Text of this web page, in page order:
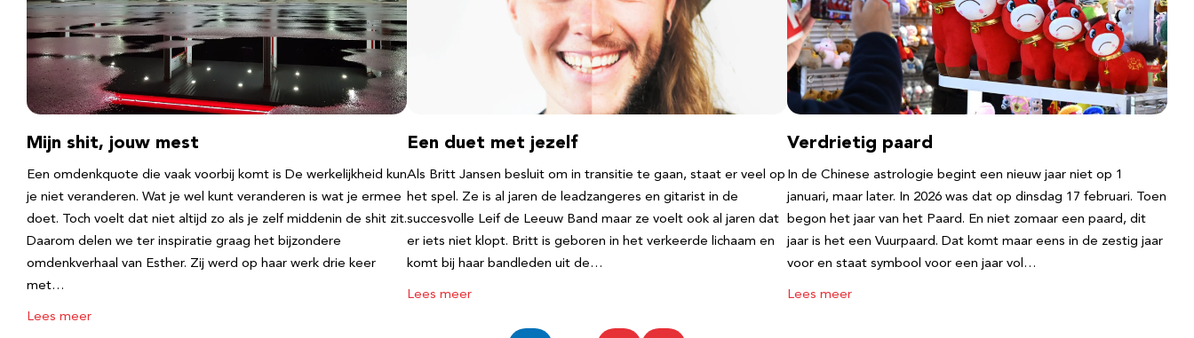
Mijn shit, jouw mest
Een omdenkquote die vaak voorbij komt is De werkelijkheid kun
je niet veranderen. Wat je wel kunt veranderen is wat je ermee
doet. Toch voelt dat niet altijd zo als je zelf middenin de shit zit.
Daarom delen we ter inspiratie graag het bijzondere
omdenkverhaal van Esther. Zij werd op haar werk drie keer
met…
Lees meer
Een duet met jezelf
Als Britt Jansen besluit om in transitie te gaan, staat er veel op
het spel. Ze is al jaren de leadzangeres en gitarist in de
succesvolle Leif de Leeuw Band maar ze voelt ook al jaren dat
er iets niet klopt. Britt is geboren in het verkeerde lichaam en
komt bij haar bandleden uit de…
Lees meer
Verdrietig paard
In de Chinese astrologie begint een nieuw jaar niet op 1
januari, maar later. In 2026 was dat op dinsdag 17 februari. Toen
begon het jaar van het Paard. En niet zomaar een paard, dit
jaar is het een Vuurpaard. Dat komt maar eens in de zestig jaar
voor en staat symbool voor een jaar vol…
Lees meer